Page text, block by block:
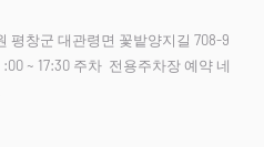
평창군 대관령면 꽃밭양지길 708-9
~ 17:30 주차 전용주차장 예약 네